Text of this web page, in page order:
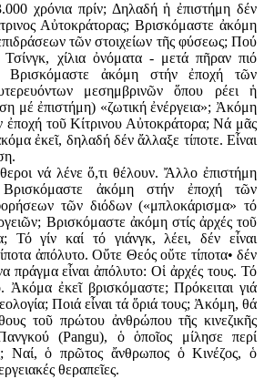
χρόνια πρίν; Δηλαδή ἡ ἐπιστήμη δέν
Αὐτοκράτορας; Βρισκόμαστε ἀκόμη
τῶν στοιχείων τῆς φύσεως; Πού
Τσίνγκ, χίλια ὀνόματα - μετά πῆραν πιό
Βρισκόμαστε ἀκόμη στήν ἐποχή τῶν
μεσημβρινῶν ὅπου ρέει ἡ
μέ ἐπιστήμη) «ζωτική ἐνέργεια»; Ἀκόμη
ἐποχή τοῦ Κίτρινου Αὐτοκράτορα; Νά μᾶς
ἐκεῖ, δηλαδή δέν ἄλλαξε τίποτε. Εἶναι
νά λένε ὅ,τι θέλουν. Ἄλλο ἐπιστήμη
ἀκόμη στήν ἐποχή τῶν
τῶν διόδων («μπλοκάρισμα» τό
Βρισκόμαστε ἀκόμη στίς ἀρχές τοῦ
Τό γίν καί τό γιάνγκ, λέει, δέν εἶναι
ἀπόλυτο. Οὔτε Θεός οὔτε τίποτα• δέν
πράγμα εἶναι ἀπόλυτο: Οἱ ἀρχές τους. Τό
Ἀκόμα ἐκεῖ βρισκόμαστε; Πρόκειται γιά
Ποιά εἶναι τά ὅριά τους; Ἀκόμη, θά
τοῦ πρώτου ἀνθρώπου τῆς κινεζικῆς
(Pangu), ὁ ὁποῖος μίλησε περί
Ναί, ὁ πρῶτος ἄνθρωπος ὁ Κινέζος, ὁ
θεραπεῖες.